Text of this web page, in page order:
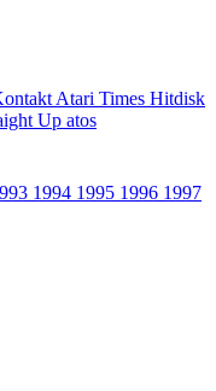
Atari Times Hitdisk
Up atos
1994 1995 1996 1997